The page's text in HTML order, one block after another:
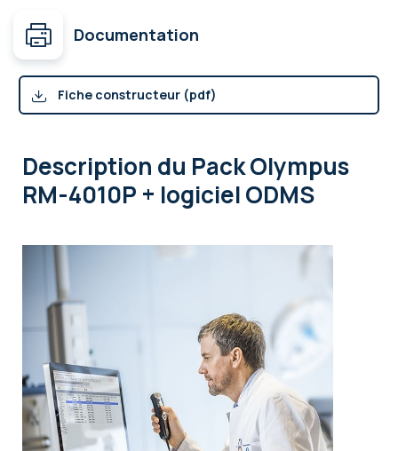
Documentation
Fiche constructeur (pdf)
Description du Pack Olympus
RM-4010P + logiciel ODMS